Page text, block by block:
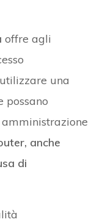
offre agli
una
possano
anche
di